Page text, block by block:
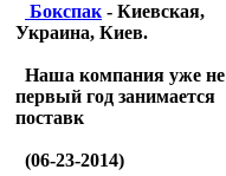
Бокспак - Киевская,
Украина, Киев.
Наша компания уже не
первый год занимается
поставк
(06-23-2014)